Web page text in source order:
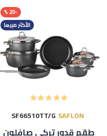
الأكثر مبيعا
-20 %
SAFLON
SF66510TT/G
طقم قدور تركي صافلون